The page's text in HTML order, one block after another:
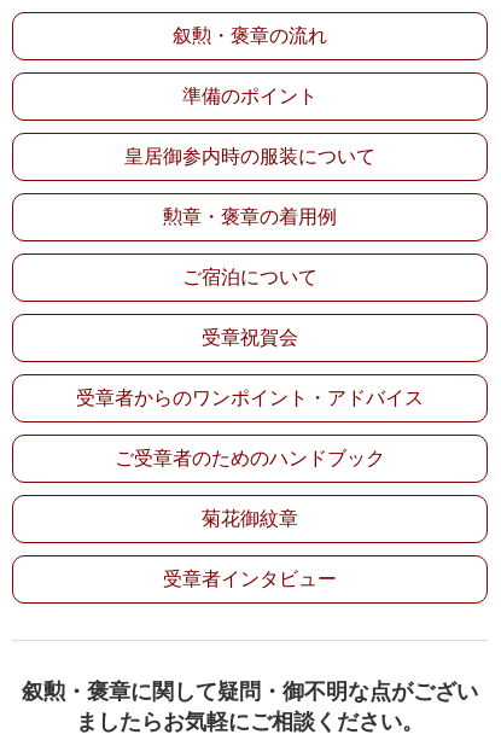
叙勲・褒章の流れ
準備のポイント
皇居御参内時の服装について
勲章・褒章の着用例
ご宿泊について
受章祝賀会
受章者からのワンポイント・アドバイス
ご受章者のためのハンドブック
菊花御紋章
受章者インタビュー
叙勲・褒章に関して疑問・御不明な点がござい
ましたらお気軽にご相談ください。